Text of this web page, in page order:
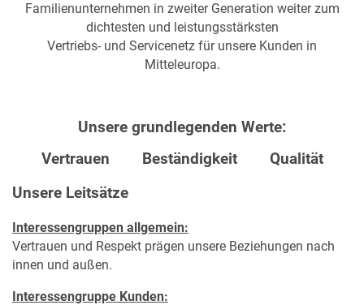
Familienunternehmen in zweiter Generation weiter zum
dichtesten und leistungsstärksten
Vertriebs- und Servicenetz für unsere Kunden in
Mitteleuropa.
Unsere grundlegenden Werte:
Vertrauen Beständigkeit Qualität
Unsere Leitsätze
Interessengruppen allgemein:
Vertrauen und Respekt prägen unsere Beziehungen nach
innen und außen.
Interessengruppe Kunden: